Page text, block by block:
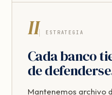
II ESTRATEGIA
Cada banco
de
Mantenemos archivo